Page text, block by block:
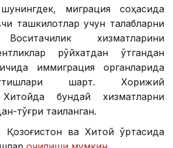
миграция соҳасида
ташкилотлар учун талабларни
хизматларини
рўйхатдан ўтгандан
иммиграция органларида
шарт. Хорижий
Хитойда бундай хизматларни
тўғри тақиқланган.
Қозоғистон ва Хитой ўртасида